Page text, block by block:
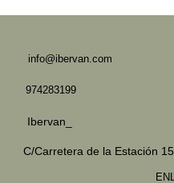
info@ibervan.com
974283199
Ibervan_
C/Carretera de la Estación 15,